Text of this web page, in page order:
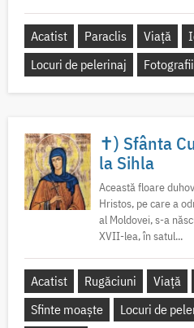
Acatist Paraclis Viață
Locuri de pelerinaj
Fotografii
✝) Sfânta
la Sihla
Această floare
Hristos, pe care a
al Moldovei, s-a
XVII-lea, în satul...
Acatist Rugăciuni Viață
Sfinte moaște
Locuri de